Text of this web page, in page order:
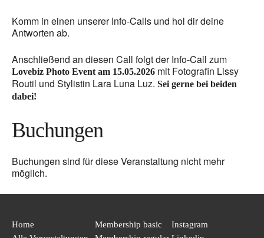
Komm in einen unserer Info-Calls und hol dir deine
Antworten ab.
Anschließend an diesen Call folgt der Info-Call zum
Lovebiz Photo Event am 15.05.2026 mit Fotografin Lissy
Routil und Stylistin Lara Luna Luz. Sei gerne bei beiden
dabei!
Buchungen
Buchungen sind für diese Veranstaltung nicht mehr
möglich.
Home
Membership basic
Instagram